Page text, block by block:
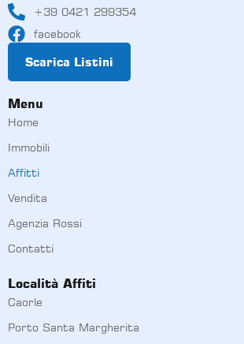
+39 0421 299354
facebook
Scarica Listini
Menu
Home
Immobili
Affitti
Vendita
Agenzia Rossi
Contatti
Località Affiti
Caorle
Porto Santa Margherita